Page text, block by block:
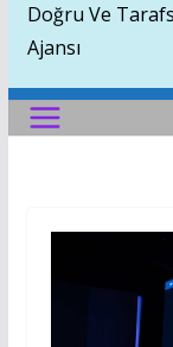
Doğru Ve
Ajansı